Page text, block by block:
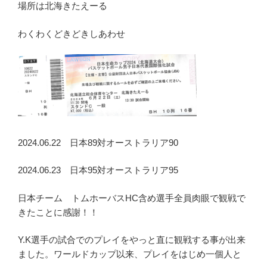
場所は北海きたえーる
わくわくどきどきしあわせ
2024.06.22 日本89対オーストラリア90
2024.06.23 日本95対オーストラリア95
日本チーム トムホーバスHC含め選手全員肉眼で観戦で
きたことに感謝！！
Y.K選手の試合でのプレイをやっと直に観戦する事が出来
ました。ワールドカップ以来、プレイをはじめ一個人と